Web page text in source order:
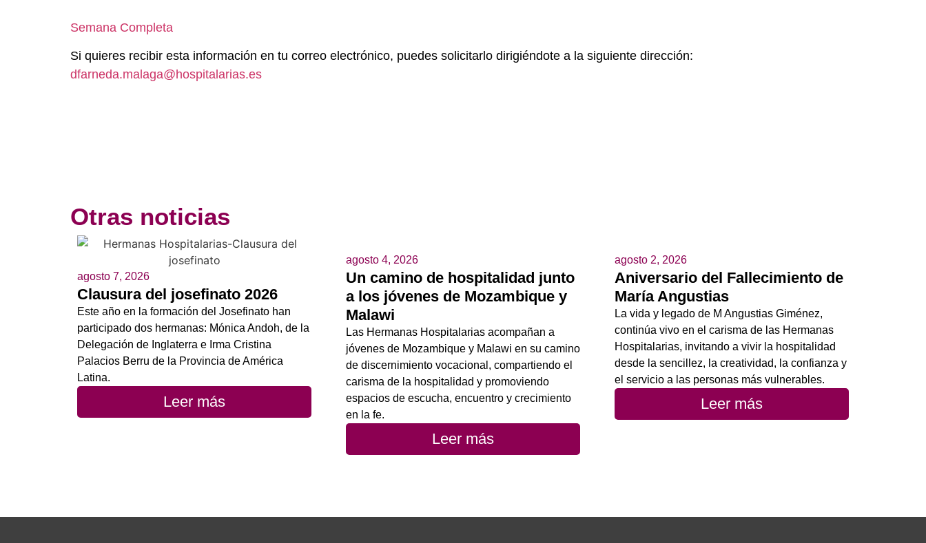
Semana Completa
Si quieres recibir esta información en tu correo electrónico, puedes solicitarlo dirigiéndote a la siguiente dirección:
dfarneda.malaga@hospitalarias.es
Otras noticias
agosto 7, 2026
Clausura del josefinato 2026
Este año en la formación del Josefinato han
participado dos hermanas: Mónica Andoh, de la
Delegación de Inglaterra e Irma Cristina
Palacios Berru de la Provincia de América
Latina.
Leer más
agosto 4, 2026
Un camino de hospitalidad junto
a los jóvenes de Mozambique y
Malawi
Las Hermanas Hospitalarias acompañan a
jóvenes de Mozambique y Malawi en su camino
de discernimiento vocacional, compartiendo el
carisma de la hospitalidad y promoviendo
espacios de escucha, encuentro y crecimiento
en la fe.
Leer más
agosto 2, 2026
Aniversario del Fallecimiento de
María Angustias
La vida y legado de M Angustias Giménez,
continúa vivo en el carisma de las Hermanas
Hospitalarias, invitando a vivir la hospitalidad
desde la sencillez, la creatividad, la confianza y
el servicio a las personas más vulnerables.
Leer más